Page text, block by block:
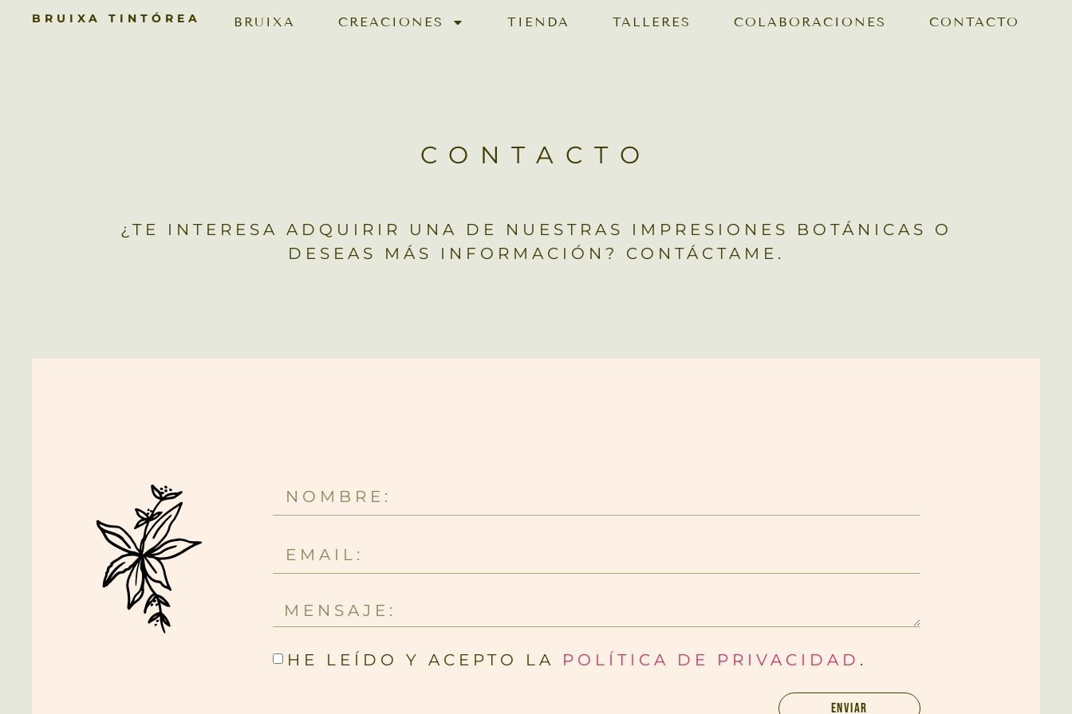
BRUIXA TINTÓREA BRUIXA CREACIONES TIENDA TALLERES COLABORACIONES CONTACTO
CONTACTO
¿TE INTERESA ADQUIRIR UNA DE NUESTRAS IMPRESIONES BOTÁNICAS O
DESEAS MÁS INFORMACIÓN? CONTÁCTAME.
HE LEÍDO Y ACEPTO LA POLÍTICA DE PRIVACIDAD .
ENVIAR